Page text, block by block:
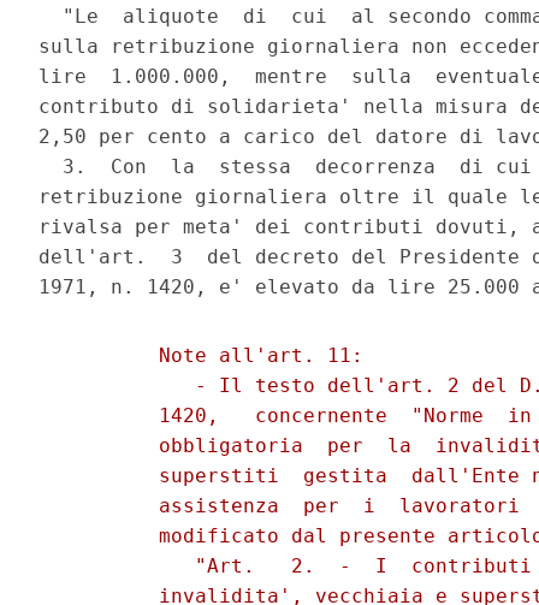
"Le  aliquote  di  cui  al secondo
sulla retribuzione giornaliera non
lire  1.000.000,  mentre  sulla
contributo di solidarieta' nella misura
2,50 per cento a carico del datore di
3.  Con  la  stessa  decorrenza  di
retribuzione giornaliera oltre il quale le
rivalsa per meta' dei contributi dovuti, ai
dell'art.  3  del decreto del Presidente
          Note all'art. 11:
- Il testo dell'art. 2 del
1420,   concernente  "Norme
obbligatoria  per  la
superstiti  gestita  dall'Ente
assistenza  per  i  lavoratori
modificato dal presente
"Art.   2.  -  I
invalidita', vecchiaia e